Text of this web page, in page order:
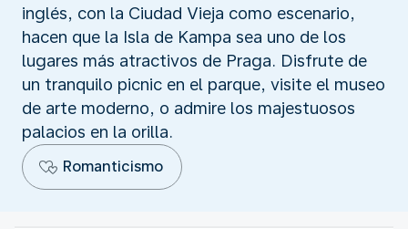
inglés, con la Ciudad Vieja como escenario,
hacen que la Isla de Kampa sea uno de los
lugares más atractivos de Praga. Disfrute de
un tranquilo picnic en el parque, visite el museo
de arte moderno, o admire los majestuosos
palacios en la orilla.
Romanticismo